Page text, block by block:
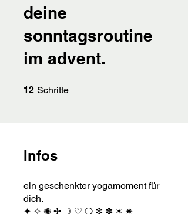
deine
sonntagsroutine
im advent.
12 Schritte
Infos
ein geschenkter yogamoment für
dich.
✦ ✧ ✺ ✢ ☽ ♡ ❍ ✼ ✽ ✶ ✷